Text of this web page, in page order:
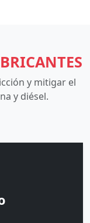
y mitigar el
y diésel.